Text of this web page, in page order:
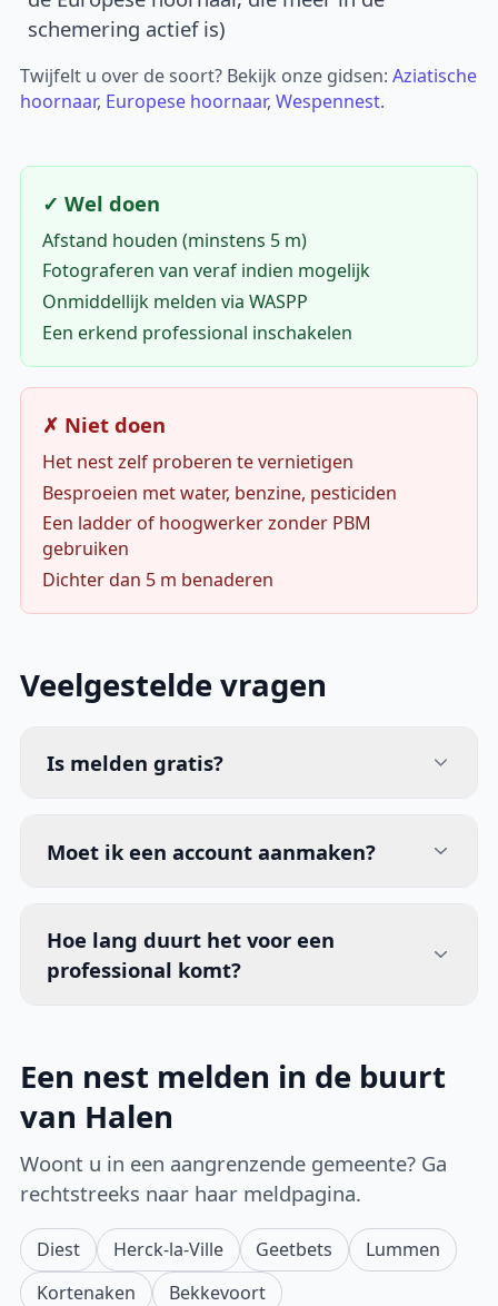
schemering actief is)
Twijfelt u over de soort? Bekijk onze gidsen:Aziatische
hoornaar, Europese hoornaar,Wespennest.
✓ Wel doen
Afstand houden (minstens 5 m)
Fotograferen van veraf indien mogelijk
Onmiddellijk melden via WASPP
Een erkend professional inschakelen
✗ Niet doen
Het nest zelf proberen te vernietigen
Besproeien met water, benzine, pesticiden
Een ladder of hoogwerker zonder PBM
gebruiken
Dichter dan 5 m benaderen
Veelgestelde vragen
Is melden gratis?
Moet ik een account aanmaken?
Hoe lang duurt het voor een
professional komt?
Een nest melden in de buurt
van Halen
Woont u in een aangrenzende gemeente? Ga
rechtstreeks naar haar meldpagina.
Diest Herck-la-Ville Geetbets
Lummen
Kortenaken
Bekkevoort